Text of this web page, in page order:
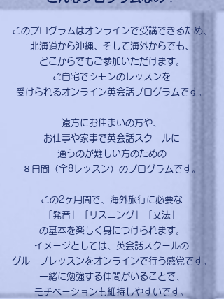
このプログラムはオンラインで受講できるため、
北海道から沖縄、そして海外からでも、
どこからでもご参加いただけます。
ご自宅でシモンのレッスンを
受けられるオンライン英会話プログラムです。
遠方にお住まいの方や、
お仕事や家事で英会話スクールに
通うのが難しい方のための
８日間（全8レッスン）のプログラムです。
この2ヶ月間で、海外旅行に必要な
「発音」「リスニング」「文法」
の基本を楽しく身につけられます。
イメージとしては、英会話スクールの
グループレッスンをオンラインで行う感覚です。
一緒に勉強する仲間がいることで、
モチベーションも維持しやすいです。